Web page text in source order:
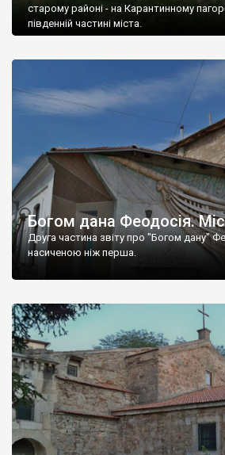
старому районі - на Карантинному
південній частині міста.
Богом дана Феодосія.
Друга частина звіту про "Богом дану"
насиченою ніж перша.